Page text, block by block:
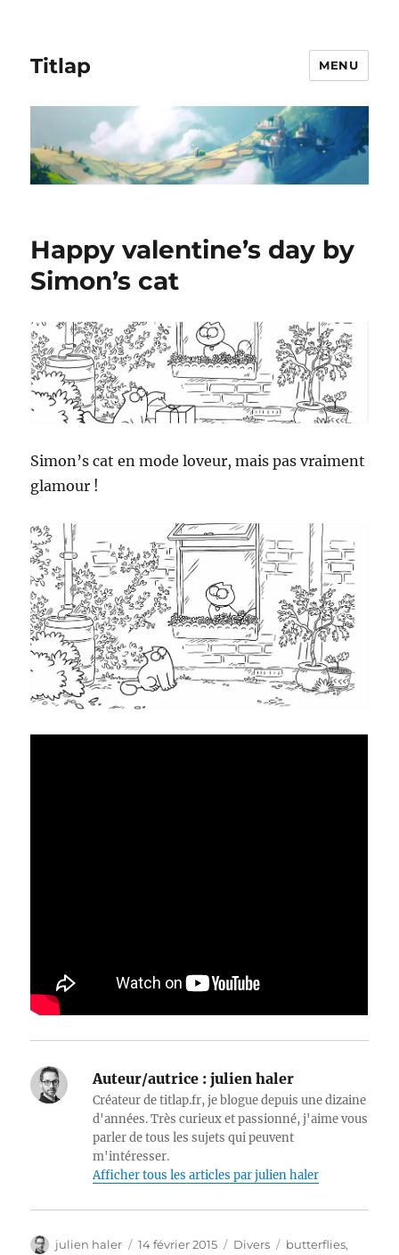
Titlap MENU
Happy valentine’s day by
Simon’s cat
Simon’s cat en mode loveur, mais pas vraiment
glamour !
Auteur/autrice : julien haler
Créateur de titlap.fr, je blogue depuis une dizaine
d'années. Très curieux et passionné, j'aime vous
parler de tous les sujets qui peuvent
m'intéresser.
Afficher tous les articles par julien haler
Auteur
julien haler
Publié
14 février 2015 Catégories
Divers Étiquettes
butterflies,